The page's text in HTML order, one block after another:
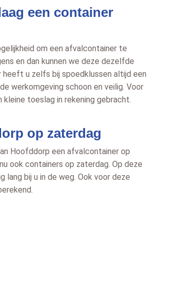
een container
om een afvalcontainer te
en dan kunnen we deze dezelfde
u zelfs bij spoedklussen altijd een
werkomgeving schoon en veilig. Voor
toeslag in rekening gebracht.
op zaterdag
Hoofddorp een afvalcontainer op
ook containers op zaterdag. Op deze
bij u in de weg. Ook voor deze